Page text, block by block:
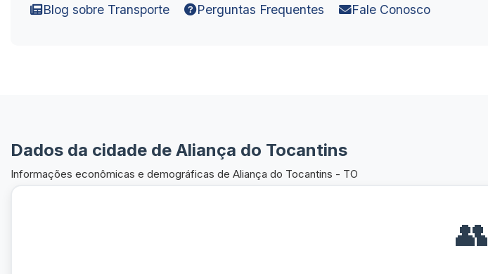
Blog sobre Transporte Perguntas Frequentes Fale Conosco
Dados da cidade de Aliança do Tocantins
Informações econômicas e demográficas de Aliança do Tocantins - TO
👥